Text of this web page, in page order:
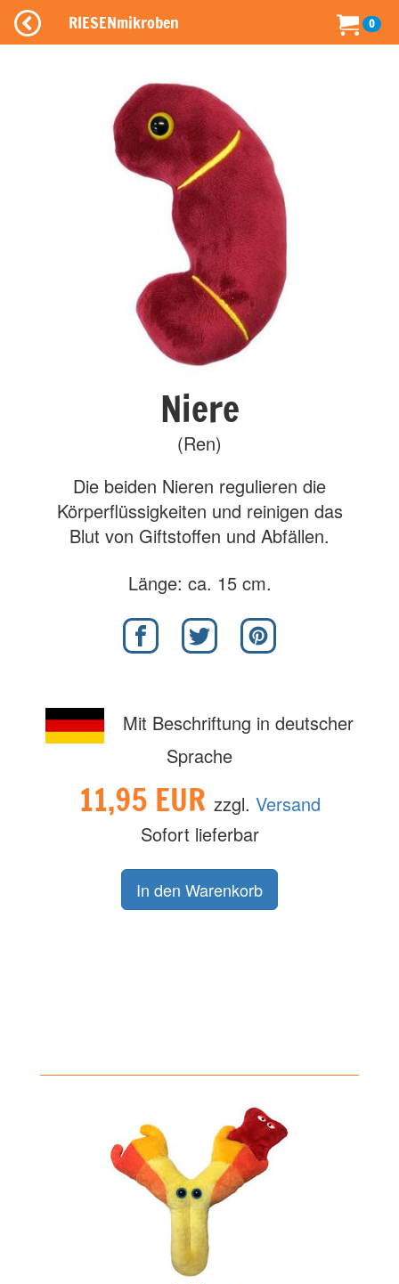
RIESENmikroben 0
Niere
(Ren)
Die beiden Nieren regulieren die
Körperflüssigkeiten und reinigen das
Blut von Giftstoffen und Abfällen.
Länge: ca. 15 cm.
Mit Beschriftung in deutscher
Sprache
11,95 EUR zzgl. Versand
Sofort lieferbar